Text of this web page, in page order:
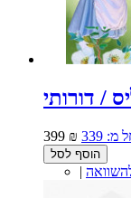
399 ₪ מ:
הוסף לסל
|